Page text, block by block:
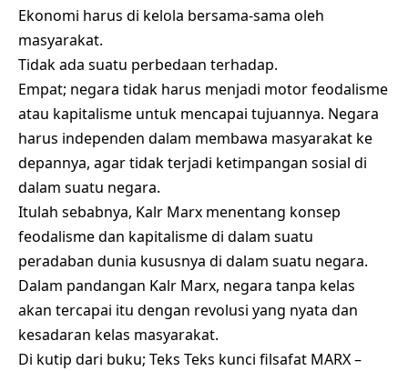
Ekonomi harus di kelola bersama-sama oleh
masyarakat.
Tidak ada suatu perbedaan terhadap.
Empat; negara tidak harus menjadi motor feodalisme
atau kapitalisme untuk mencapai tujuannya. Negara
harus independen dalam membawa masyarakat ke
depannya, agar tidak terjadi ketimpangan sosial di
dalam suatu negara.
Itulah sebabnya, Kalr Marx menentang konsep
feodalisme dan kapitalisme di dalam suatu
peradaban dunia kususnya di dalam suatu negara.
Dalam pandangan Kalr Marx, negara tanpa kelas
akan tercapai itu dengan revolusi yang nyata dan
kesadaran kelas masyarakat.
Di kutip dari buku; Teks Teks kunci filsafat MARX –